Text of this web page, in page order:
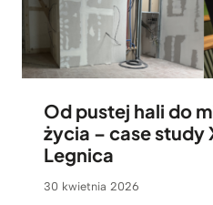
Od pustej hali do
życia – case study
Legnica
30 kwietnia 2026